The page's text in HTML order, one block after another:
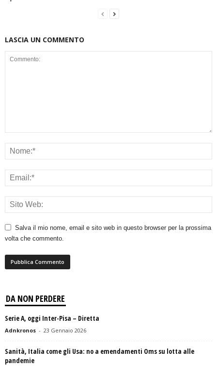
LASCIA UN COMMENTO
Salva il mio nome, email e sito web in questo browser per la prossima
volta che commento.
DA NON PERDERE
Serie A, oggi Inter-Pisa – Diretta
Adnkronos - 23 Gennaio 2026
Sanità, Italia come gli Usa: no a emendamenti Oms su lotta alle
pandemie